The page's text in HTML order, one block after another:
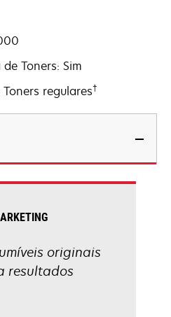
Toners: Sim
regulares†
originais
resultados